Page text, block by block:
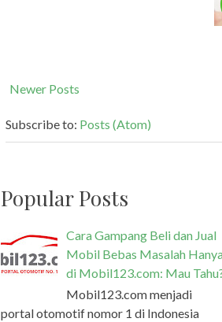
Newer Posts
Subscribe to: Posts (Atom)
Popular Posts
Cara Gampang Beli dan Jual
Mobil Bebas Masalah
di Mobil123.com: Mau
Mobil123.com menjadi
portal otomotif nomor 1 di Indonesia